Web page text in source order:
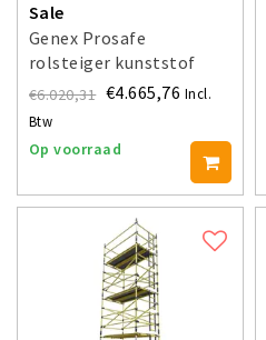
Sale
Genex Prosafe
rolsteiger kunststof
carbon 85x250
werkhoogte 4 m
€6.020,31 €4.665,76 Incl.
Btw
Op voorraad